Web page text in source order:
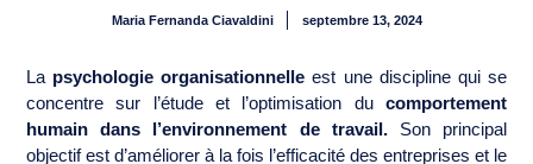
Maria Fernanda Ciavaldini septembre 13, 2024
La psychologie organisationnelleest une discipline qui se
concentre sur l’étude et l’optimisation du comportement
humain dans l’environnement de travail.Son principal
objectif est d’améliorer à la fois l’efficacité des entreprises et le